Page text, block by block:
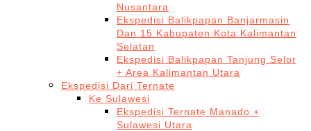
Nusantara
Ekspedisi Balikpapan Banjarmasin
Dan 15 Kabupaten Kota Kalimantan
Selatan
Ekspedisi Balikpapan Tanjung Selor
+ Area Kalimantan Utara
Ekspedisi Dari Ternate
Ke Sulawesi
Ekspedisi Ternate Manado +
Sulawesi Utara